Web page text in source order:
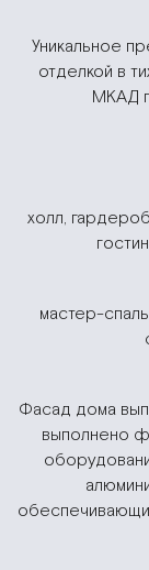
Уникальное
отделкой в
МКАД
холл,
мастер-
Фасад дома
выполнено